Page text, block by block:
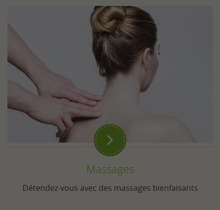

Massages
Détendez-vous avec des massages bienfaisants